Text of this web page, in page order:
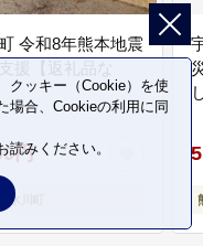
令和8年熊本地震
援【返礼品な
円
氷川町
クッキー（Cookie）を使
場合、Cookieの利用に同
読みください。